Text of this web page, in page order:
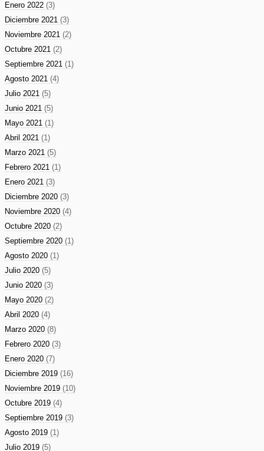
Enero 2022 (3)
Diciembre 2021 (3)
Noviembre 2021 (2)
Octubre 2021 (2)
Septiembre 2021 (1)
Agosto 2021 (4)
Julio 2021 (5)
Junio 2021 (5)
Mayo 2021 (1)
Abril 2021 (1)
Marzo 2021 (5)
Febrero 2021 (1)
Enero 2021 (3)
Diciembre 2020 (3)
Noviembre 2020 (4)
Octubre 2020 (2)
Septiembre 2020 (1)
Agosto 2020 (1)
Julio 2020 (5)
Junio 2020 (3)
Mayo 2020 (2)
Abril 2020 (4)
Marzo 2020 (8)
Febrero 2020 (3)
Enero 2020 (7)
Diciembre 2019 (16)
Noviembre 2019 (10)
Octubre 2019 (4)
Septiembre 2019 (3)
Agosto 2019 (1)
Julio 2019 (5)